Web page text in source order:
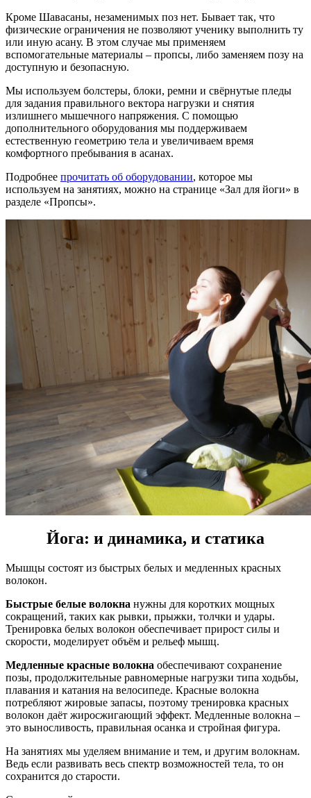
Кроме Шавасаны, незаменимых поз нет. Бывает так, что
физические ограничения не позволяют ученику выполнить ту
или иную асану. В этом случае мы применяем
вспомогательные материалы – пропсы, либо заменяем позу на
доступную и безопасную.
Мы используем болстеры, блоки, ремни и свёрнутые пледы
для задания правильного вектора нагрузки и снятия
излишнего мышечного напряжения. С помощью
дополнительного оборудования мы поддерживаем
естественную геометрию тела и увеличиваем время
комфортного пребывания в асанах.
Подробнее прочитать об оборудовании, которое мы
используем на занятиях, можно на странице «Зал для йоги» в
разделе «Пропсы».
Йога: и динамика, и статика
Мышцы состоят из быстрых белых и медленных красных
волокон.
Быстрые белые волокна нужны для коротких мощных
сокращений, таких как рывки, прыжки, толчки и удары.
Тренировка белых волокон обеспечивает прирост силы и
скорости, моделирует объём и рельеф мышц.
Медленные красные волокна обеспечивают сохранение
позы, продолжительные равномерные нагрузки типа ходьбы,
плавания и катания на велосипеде. Красные волокна
потребляют жировые запасы, поэтому тренировка красных
волокон даёт жиросжигающий эффект. Медленные волокна –
это выносливость, правильная осанка и стройная фигура.
На занятиях мы уделяем внимание и тем, и другим волокнам.
Ведь если развивать весь спектр возможностей тела, то он
сохранится до старости.